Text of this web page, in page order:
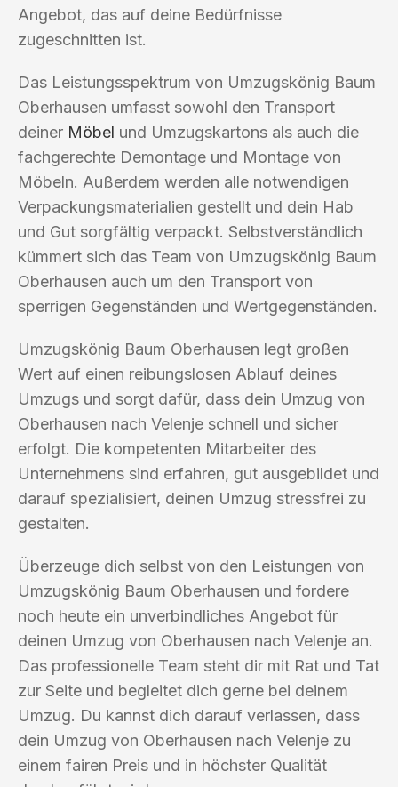
Angebot, das auf deine Bedürfnisse
zugeschnitten ist.
Das Leistungsspektrum von Umzugskönig Baum
Oberhausen umfasst sowohl den Transport
deiner Möbel und Umzugskartons als auch die
fachgerechte Demontage und Montage von
Möbeln. Außerdem werden alle notwendigen
Verpackungsmaterialien gestellt und dein Hab
und Gut sorgfältig verpackt. Selbstverständlich
kümmert sich das Team von Umzugskönig Baum
Oberhausen auch um den Transport von
sperrigen Gegenständen und Wertgegenständen.
Umzugskönig Baum Oberhausen legt großen
Wert auf einen reibungslosen Ablauf deines
Umzugs und sorgt dafür, dass dein Umzug von
Oberhausen nach Velenje schnell und sicher
erfolgt. Die kompetenten Mitarbeiter des
Unternehmens sind erfahren, gut ausgebildet und
darauf spezialisiert, deinen Umzug stressfrei zu
gestalten.
Überzeuge dich selbst von den Leistungen von
Umzugskönig Baum Oberhausen und fordere
noch heute ein unverbindliches Angebot für
deinen Umzug von Oberhausen nach Velenje an.
Das professionelle Team steht dir mit Rat und Tat
zur Seite und begleitet dich gerne bei deinem
Umzug. Du kannst dich darauf verlassen, dass
dein Umzug von Oberhausen nach Velenje zu
einem fairen Preis und in höchster Qualität